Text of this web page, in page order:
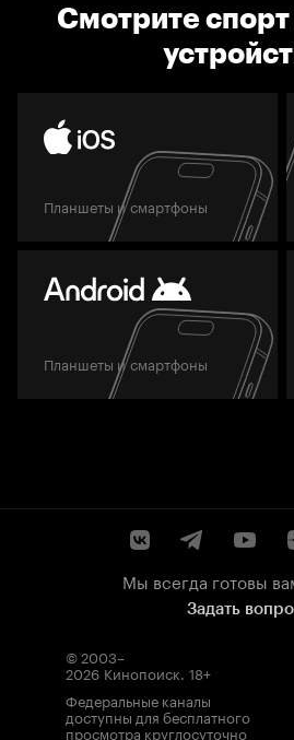
Смотрите
Планшеты и смартфоны
Планшеты и смартфоны
Мы всегда готовы
Задать
© 2003–
2026 Кинопоиск. 18+
Федеральные каналы
доступны для бесплатного
просмотра круглосуточно